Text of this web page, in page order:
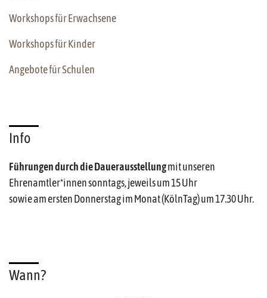
Workshops für Erwachsene
Workshops für Kinder
Angebote für Schulen
Info
Führungen durch die Dauerausstellungmit unseren
Ehrenamtler*innen sonntags, jeweils um 15 Uhr
sowie am ersten Donnerstag im Monat (KölnTag) um 17.30 Uhr.
Wann?